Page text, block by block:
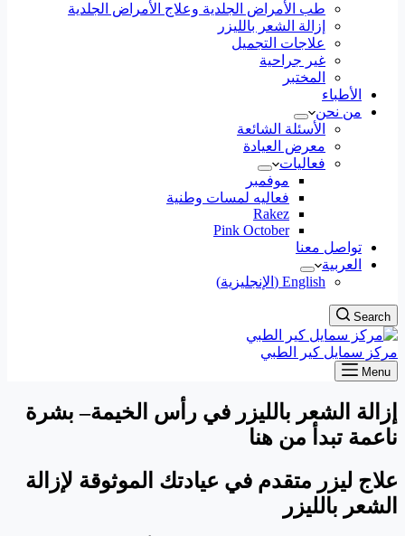
طب الأمراض الجلدية وعلاج الأمراض الجلدية
إزالة الشعر بالليزر
علاجات التجميل
غير جراحية
المختبر
الأطباء
من نحن
الأسئلة الشائعة
معرض العيادة
فعاليات
موفمبر
فعاليه لمسات وطنية
Rakez
Pink October
تواصل معنا
العربية
English
( الإنجليزية)
Search
مركز سمايل كير الطبي
Menu
إزالة الشعر بالليزر في رأس الخيمة– بشرة
ناعمة تبدأ من هنا
علاج ليزر متقدم في عيادتك الموثوقة لإزالة
الشعر بالليزر